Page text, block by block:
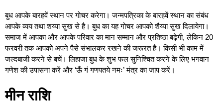
बुध आपके बारहवें स्थान पर गोचर करेगा। जन्मपत्रिका के बारहवें स्थान का संबंध
आपके व्यय तथा शय्या सुख से है। बुध का यह गोचर आपको शैय्या सुख दिलायेगा।
समाज में आपका और आपके परिवार का मान सम्मान और प्रतिष्ठा बढ़ेगी, लेकिन 20
फरवरी तक आपको अपने पैसे संभालकर रखने की जरूरत है। किसी भी काम में
जल्दबाजी करने से बचें। लिहाजा बुध के शुभ फल सुनिश्चित करने के लिए भगवान
गणेश की उपासना करें और ‘ऊँ गं गणपतये नमः’ मंत्र का जाप करें।
मीन राशि